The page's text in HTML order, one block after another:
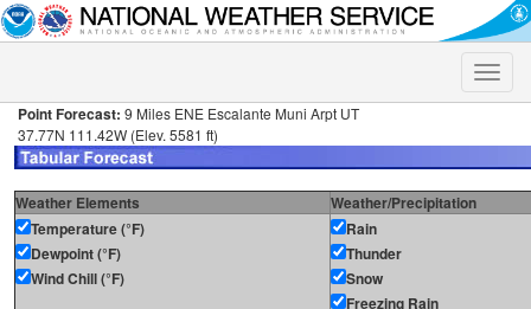
Toggle
Point Forecast: 9 Miles ENE Escalante Muni Arpt UT
37.77N 111.42W (Elev. 5581 ft)
Weather Elements
Weather/Precipitation
Temperature (°F)
Dewpoint (°F)
Wind Chill (°F)
Rain
Thunder
Snow
Freezing Rain